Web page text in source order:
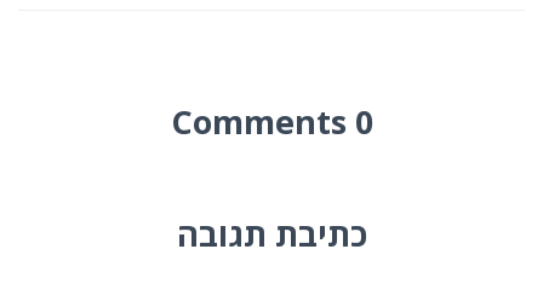
0 Comments
כתיבת תגובה